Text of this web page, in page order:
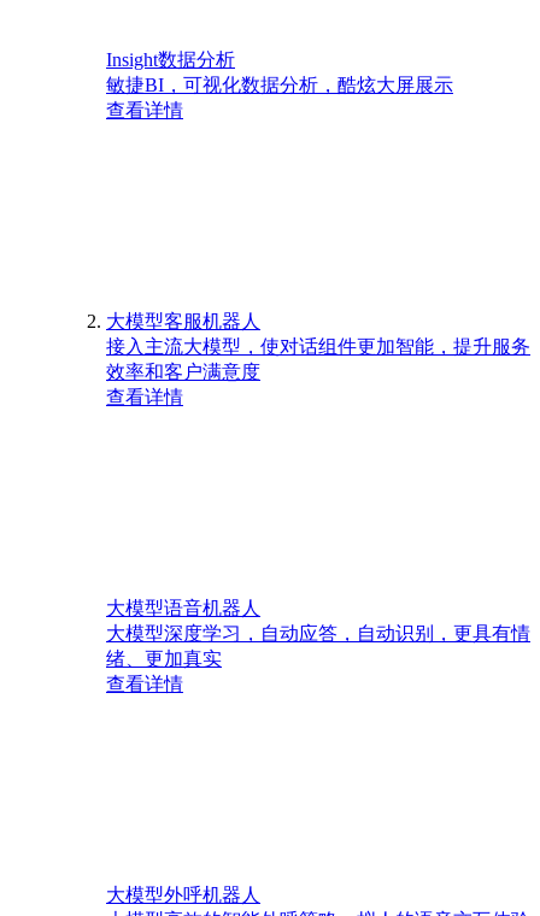
Insight数据分析
敏捷BI，可视化数据分析，酷炫大屏展示
查看详情
大模型客服机器人
接入主流大模型，使对话组件更加智能，提升服务
效率和客户满意度
查看详情
大模型语音机器人
大模型深度学习，自动应答，自动识别，更具有情
绪、更加真实
查看详情
大模型外呼机器人